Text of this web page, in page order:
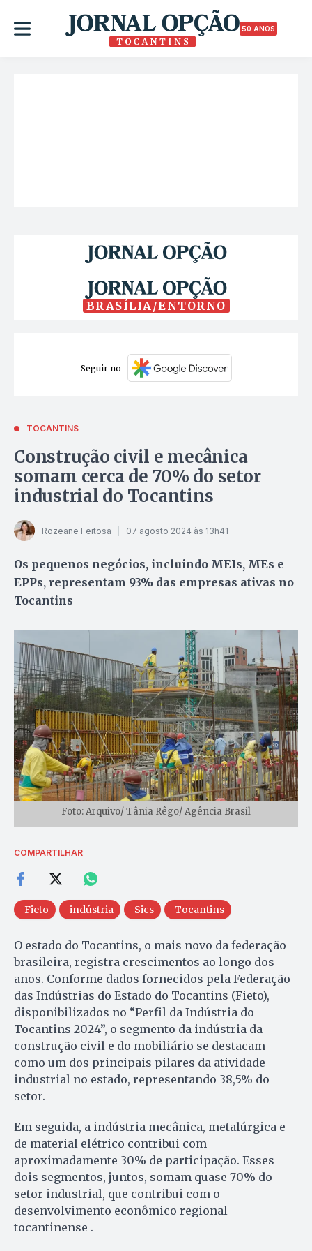
50 ANOS
BRASÍLIA/ENTORNO
Seguir no
TOCANTINS
Construção civil e mecânica
somam cerca de 70% do setor
industrial do Tocantins
Rozeane Feitosa 07 agosto 2024 às 13h41
Os pequenos negócios, incluindo MEIs, MEs e
EPPs, representam 93% das empresas ativas no
Tocantins
Foto: Arquivo/ Tânia Rêgo/ Agência Brasil
COMPARTILHAR
Fieto indústria Sics Tocantins
O estado do Tocantins, o mais novo da federação
brasileira, registra crescimentos ao longo dos
anos. Conforme dados fornecidos pela Federação
das Indústrias do Estado do Tocantins (Fieto),
disponibilizados no “Perfil da Indústria do
Tocantins 2024”, o segmento da indústria da
construção civil e do mobiliário se destacam
como um dos principais pilares da atividade
industrial no estado, representando 38,5% do
setor.
Em seguida, a indústria mecânica, metalúrgica e
de material elétrico contribui com
aproximadamente 30% de participação. Esses
dois segmentos, juntos, somam quase 70% do
setor industrial, que contribui com o
desenvolvimento econômico regional
tocantinense .